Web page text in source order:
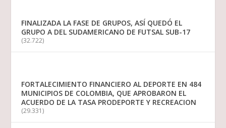
FINALIZADA LA FASE DE GRUPOS, ASÍ QUEDÓ EL
GRUPO A DEL SUDAMERICANO DE FUTSAL SUB-17
(32.722)
FORTALECIMIENTO FINANCIERO AL DEPORTE EN 484
MUNICIPIOS DE COLOMBIA, QUE APROBARON EL
ACUERDO DE LA TASA PRODEPORTE Y RECREACION
(29.331)